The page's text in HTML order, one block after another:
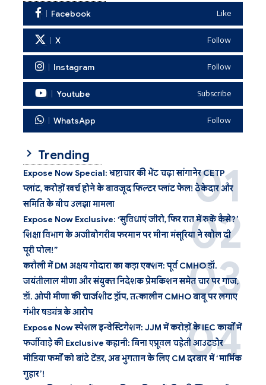
Facebook Like
X Follow
Instagram Follow
Youtube Subscribe
WhatsApp Follow
Trending
Expose Now Special: भ्रष्टाचार की भेंट चढ़ा सांगानेर CETP
प्लांट, करोड़ों खर्च होने के बावजूद फिल्टर प्लांट फेल! ठेकेदार और
समिति के बीच उलझा मामला
Expose Now Exclusive: ‘सुविधाएं जीरो, फिर रात में रुकें कैसे?’
शिक्षा विभाग के अजीबोगरीब फरमान पर मीना मंसूरिया ने खोल दी
पूरी पोल!”
करौली में DM अक्षय गोदारा का कड़ा एक्शन: पूर्व CMHO डॉ.
जयंतीलाल मीणा और संयुक्त निदेशक प्रेमकिशन समेत चार पर गाज,
डॉ. ओपी मीणा की चार्जशीट ड्रॉप, तत्कालीन CMHO बाबू पर लगाए
गंभीर षड्यंत्र के आरोप
Expose Now स्पेशल इन्वेस्टिगेशन: JJM में करोड़ों के IEC कार्यों में
फर्जीवाड़े की Exclusive कहानी: बिना एप्रूवल चहेती आउटडोर
मीडिया फर्मों को बांटे टेंडर, अब भुगतान के लिए CM दरबार में ‘मार्मिक
गुहार’!